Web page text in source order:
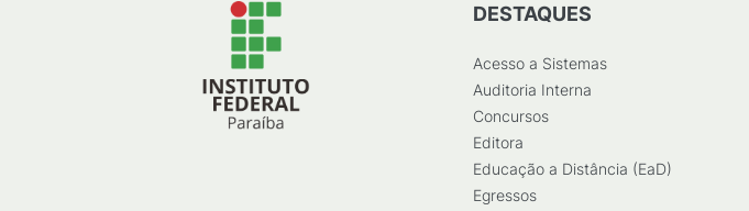
DESTAQUES
Acesso a Sistemas
Auditoria Interna
Concursos
Editora
Educação a Distância (EaD)
Egressos